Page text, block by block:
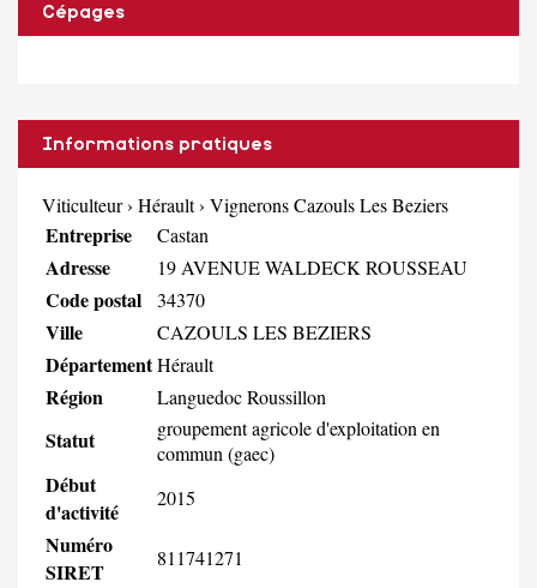
Cépages
Informations pratiques
Viticulteur› Hérault› Vignerons Cazouls Les Beziers
Entreprise Castan
Adresse 19 AVENUE WALDECK ROUSSEAU
Code postal 34370
Ville CAZOULS LES BEZIERS
DépartementHérault
Région Languedoc Roussillon
Statut
groupement agricole d'exploitation en
commun (gaec)
Début
d'activité
2015
Numéro
SIRET
811741271